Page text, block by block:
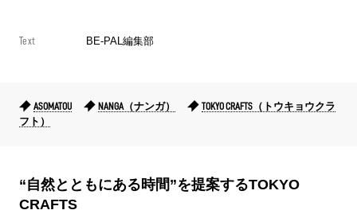
Text BE-PAL編集部
ASOMATOU NANGA（ナンガ）
TOKYO CRAFTS（トウキョウクラ
フト）
“自然とともにある時間”を提案するTOKYO
CRAFTS